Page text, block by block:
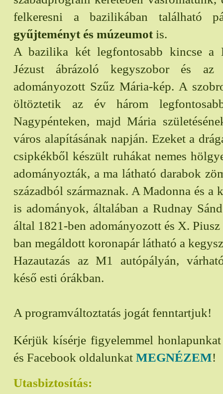
felkeresni a bazilikában található
gyűjteményt és múzeumotis.
A bazilika két legfontosabb kincse a
Jézust ábrázoló kegyszobor és
adományozott Szűz Mária-kép. A
öltöztetik az év három
Nagypénteken, majd Mária
város alapításának napján. Ezeket a
csipkékből készült ruhákat nemes
adományozták, a ma látható darabok
századból származnak. A Madonna és a
is adományok, általában a Rudnay
által 1821-ben adományozott és X.
ban megáldott koronapár látható a
Hazautazás az M1 autópályán,
késő esti órákban.
A programváltoztatás jogát fenntartjuk!
Kérjük kísérje figyelemmel
és Facebook oldalunkat MEGNÉZEM!
Utasbiztosítás: